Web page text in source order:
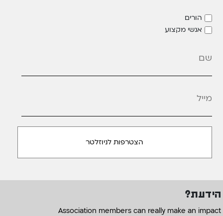
הורים
אנשי מקצוע
הידעת?
Association members can really make an impact